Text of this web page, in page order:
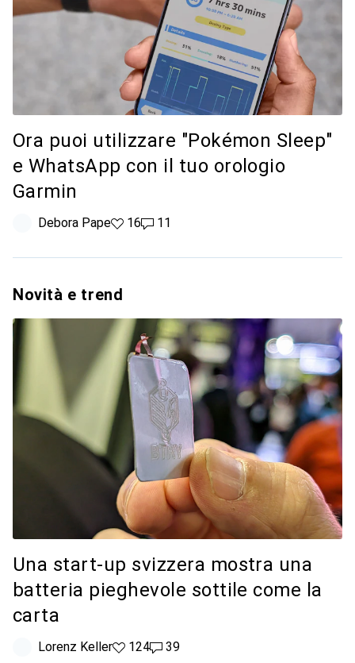
Ora puoi utilizzare "Pokémon Sleep"
e WhatsApp con il tuo orologio
Garmin
Debora Pape16 like
1611 commenti
11
Novità e trend
Una start-up svizzera mostra una
batteria pieghevole sottile come la
carta
Lorenz Keller124 like
12439 commenti
39